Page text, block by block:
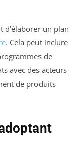
d’élaborer un plan
. Cela peut inclure
de
avec des acteurs
de produits